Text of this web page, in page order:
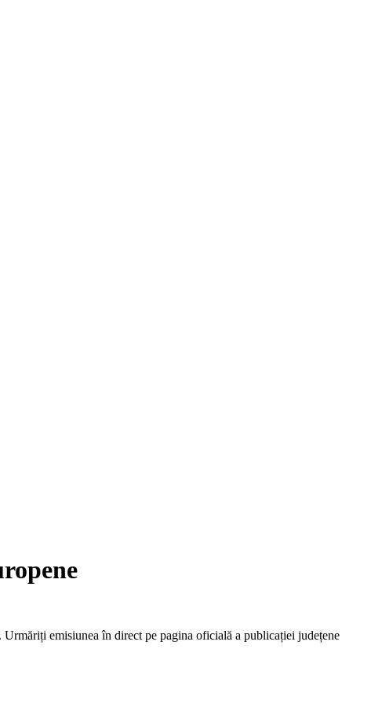
emisiunea în direct pe pagina oficială a publicației județene